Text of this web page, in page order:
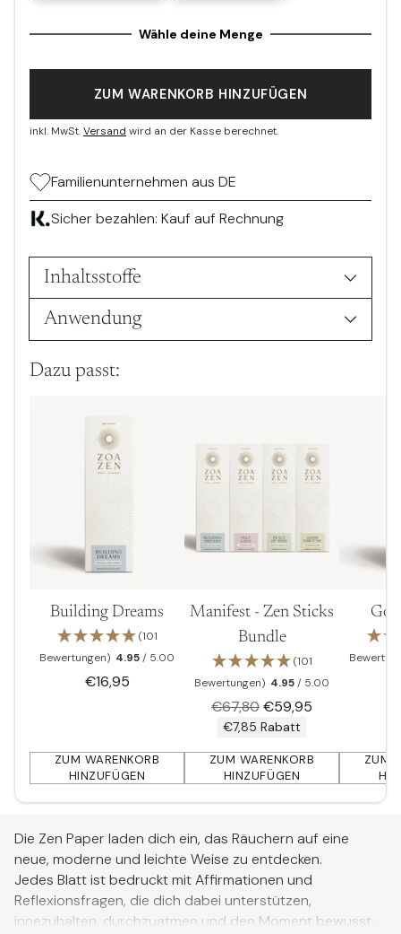
ZUM WARENKORB HINZUFÜGEN
inkl. MwSt.Versand wird an der Kasse berechnet.
Familienunternehmen aus DE
Sicher bezahlen: Kauf auf Rechnung
Inhaltsstoffe
Anwendung
Dazu passt:
Building Dreams
(101
Bewertungen) 4.95/ 5.00
€16,95
ZUM WARENKORB
HINZUFÜGEN
Anzahl
Manifest - Zen Sticks
Bundle
(101
Bewertungen) 4.95/ 5.00
Normaler
Preis
€67,80€59,95
€7,85 Rabatt
ZUM WARENKORB
HINZUFÜGEN
Anzahl
ZUM
Anzahl
in
den
Warenkorb
legen
Die Zen Paper laden dich ein, das Räuchern auf eine
neue, moderne und leichte Weise zu entdecken.
Jedes Blatt ist bedruckt mit Affirmationen und
Reflexionsfragen, die dich dabei unterstützen,
innezuhalten, durchzuatmen und den Moment bewusst